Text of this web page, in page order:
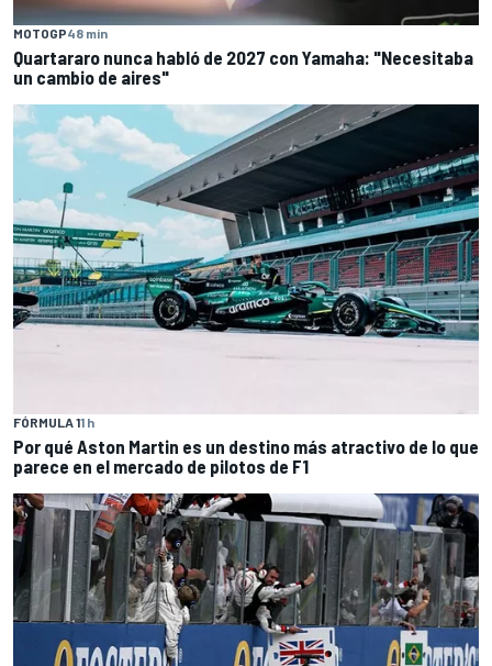
MOTOGP48 min
Quartararo nunca habló de 2027 con Yamaha: "Necesitaba
un cambio de aires"
FÓRMULA 11 h
Por qué Aston Martin es un destino más atractivo de lo que
parece en el mercado de pilotos de F1